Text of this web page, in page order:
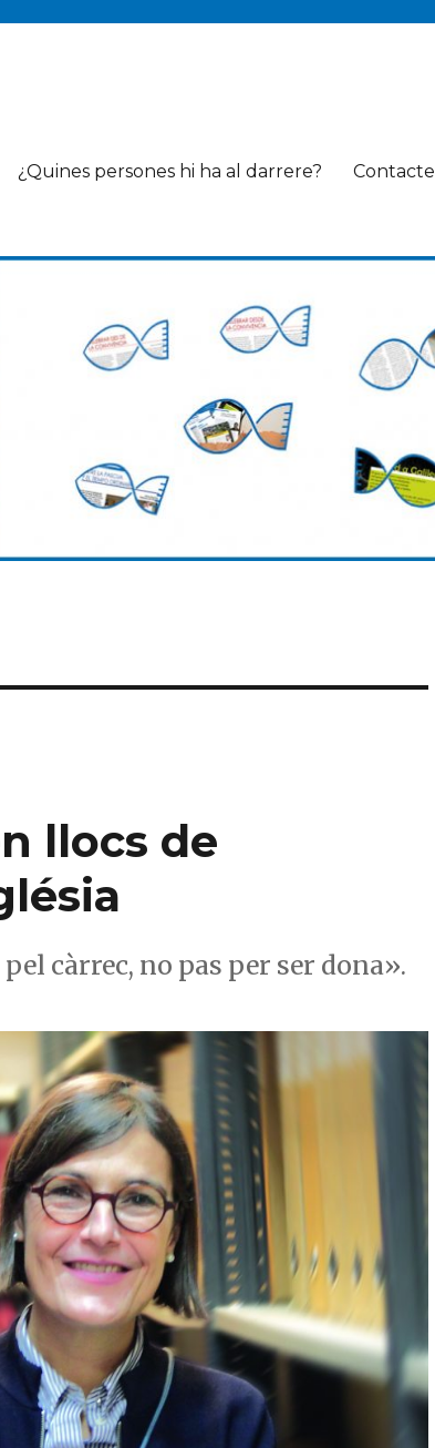
¿Quines persones hi ha al darrere? Contacte
llocs de
càrrec, no pas per ser dona».